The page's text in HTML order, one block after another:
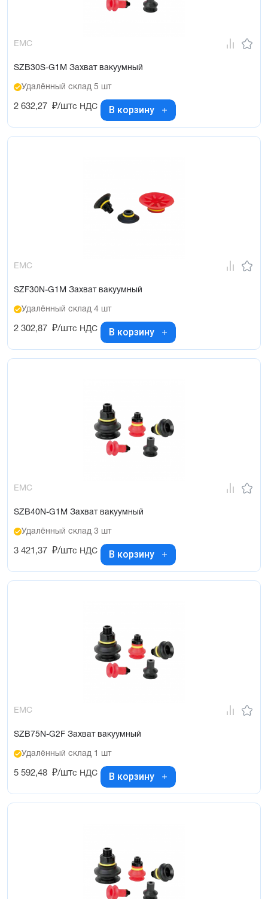
EMC
SZB30S-G1M Захват вакуумный
Удалённый склад 5 шт
2 632,27 ₽/штс НДС В корзину
EMC
SZF30N-G1M Захват вакуумный
Удалённый склад 4 шт
2 302,87 ₽/штс НДС В корзину
EMC
SZB40N-G1M Захват вакуумный
Удалённый склад 3 шт
3 421,37 ₽/штс НДС В корзину
EMC
SZB75N-G2F Захват вакуумный
Удалённый склад 1 шт
5 592,48 ₽/штс НДС В корзину